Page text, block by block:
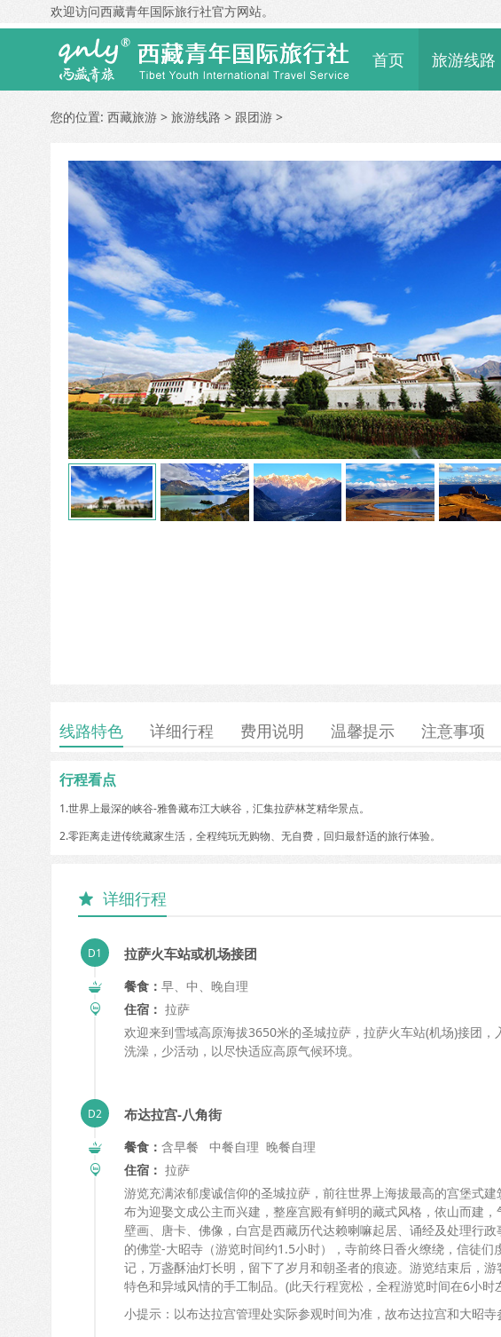
欢迎访问西藏青年国际旅行社官方网站。
首页 旅游线路
您的位置: 西藏旅游 > 旅游线路 > 跟团游 >
线路特色 详细行程 费用说明 温馨提示 注意事项
行程看点
1.世界上最深的峡谷-雅鲁藏布江大峡谷，汇集拉萨林芝精华景点。
2.零距离走进传统藏家生活，全程纯玩无购物、无自费，回归最舒适的旅行体验。
 详细行程
拉萨火车站或机场接团
餐食： 早、中、晚自理
住宿： 拉萨
欢迎来到雪域高原海拔3650米的圣城拉萨，拉萨火车站(机场)接团，
洗澡，少活动，以尽快适应高原气候环境。
布达拉宫-八角街
餐食： 含早餐 中餐自理 晚餐自理
住宿： 拉萨
游览充满浓郁虔诚信仰的圣城拉萨，前往世界上海拔最高的宫堡式
布为迎娶文成公主而兴建，整座宫殿有鲜明的藏式风格，依山而建
壁画、唐卡、佛像，白宫是西藏历代达赖喇嘛起居、诵经及处理行
的佛堂-大昭寺（游览时间约1.5小时），寺前终日香火缭绕，信徒
记，万盏酥油灯长明，留下了岁月和朝圣者的痕迹。游览结束后，
特色和异域风情的手工制品。(此天行程宽松，全程游览时间在6小时
小提示：以布达拉宫管理处实际参观时间为准，故布达拉宫和大昭